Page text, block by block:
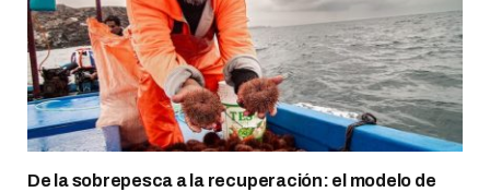
De la sobrepesca a la recuperación: el modelo de